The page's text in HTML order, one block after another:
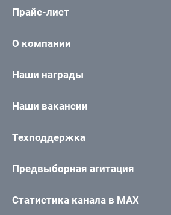
Прайс-лист
О компании
Наши награды
Наши вакансии
Техподдержка
Предвыборная агитация
Статистика канала в MAX